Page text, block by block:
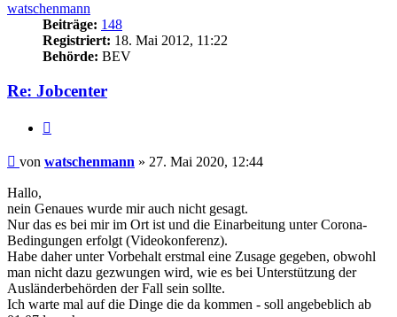
watschenmann
Beiträge: 148
Registriert: 18. Mai 2012, 11:22
Behörde: BEV
Re: Jobcenter
Beitrag
von watschenmann » 27. Mai 2020, 12:44
Hallo,
nein Genaues wurde mir auch nicht gesagt.
Nur das es bei mir im Ort ist und die Einarbeitung unter Corona-
Bedingungen erfolgt (Videokonferenz).
Habe daher unter Vorbehalt erstmal eine Zusage gegeben, obwohl
man nicht dazu gezwungen wird, wie es bei Unterstützung der
Ausländerbehörden der Fall sein sollte.
Ich warte mal auf die Dinge die da kommen - soll angebeblich ab